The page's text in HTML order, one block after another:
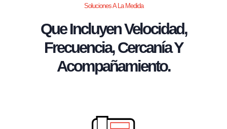
Soluciones A La Medida
Que Incluyen Velocidad,
Frecuencia, Cercanía Y
Acompañamiento.